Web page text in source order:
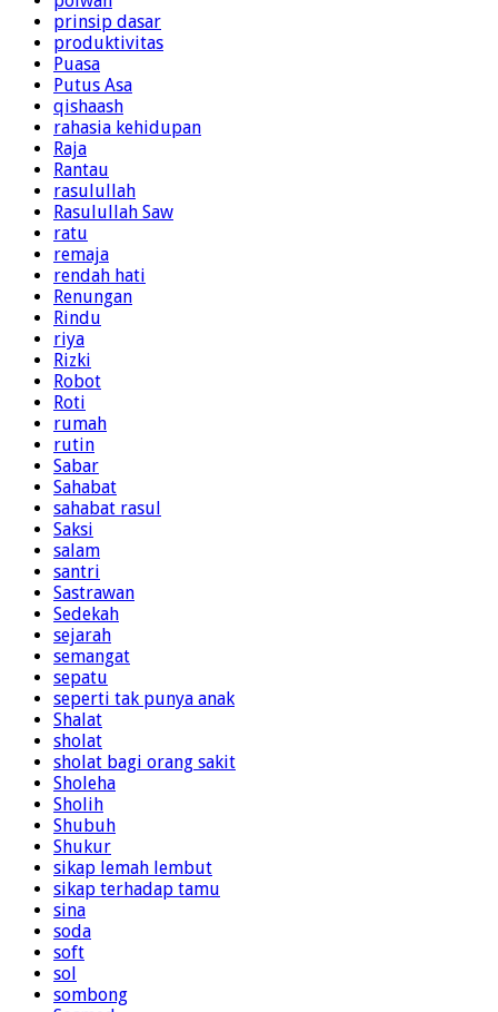
prinsip dasar
produktivitas
Puasa
Putus Asa
qishaash
rahasia kehidupan
Raja
Rantau
rasulullah
Rasulullah Saw
ratu
remaja
rendah hati
Renungan
Rindu
riya
Rizki
Robot
Roti
rumah
rutin
Sabar
Sahabat
sahabat rasul
Saksi
salam
santri
Sastrawan
Sedekah
sejarah
semangat
sepatu
seperti tak punya anak
Shalat
sholat
sholat bagi orang sakit
Sholeha
Sholih
Shubuh
Shukur
sikap lemah lembut
sikap terhadap tamu
sina
soda
soft
sol
sombong